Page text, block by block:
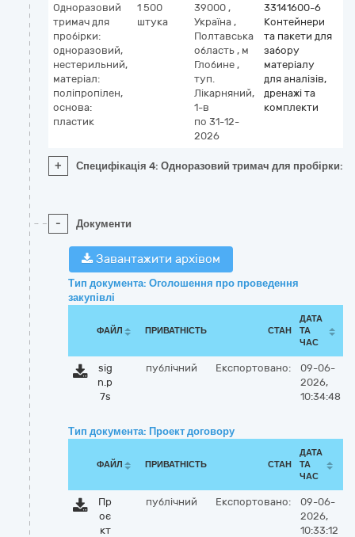
Одноразовий
тримач для
пробірки:
одноразовий,
нестерильний,
матеріал:
поліпропілен,
основа:
пластик
1 500
штука
39000 ,
Україна ,
Полтавська
область , м
Глобине ,
туп.
Лікарняний,
1-в
по 31-12-
2026
33141600-6
Контейнери
та пакети для
забору
матеріалу
для аналізів,
дренажі та
комплекти
+ Специфікація 4: Одноразовий тримач для пробірки:
- Документи
Завантажити архівом
Тип документа: Оголошення про проведення
закупівлі
ФАЙЛ ПРИВАТНІСТЬ СТАН
ДАТА
ТА
ЧАС
sig
n.p
7s
публічний Експортовано:
09-06-
2026,
10:34:48
Тип документа: Проект договору
ФАЙЛ ПРИВАТНІСТЬ СТАН
ДАТА
ТА
ЧАС
Пр
оє
кт
публічний Експортовано:
09-06-
2026,
10:33:12